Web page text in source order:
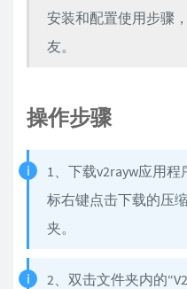
安装和配置使用步骤
友。
操作步骤
1、下载v2rayw应用程
标右键点击下载的压
夹。
2、双击文件夹内的